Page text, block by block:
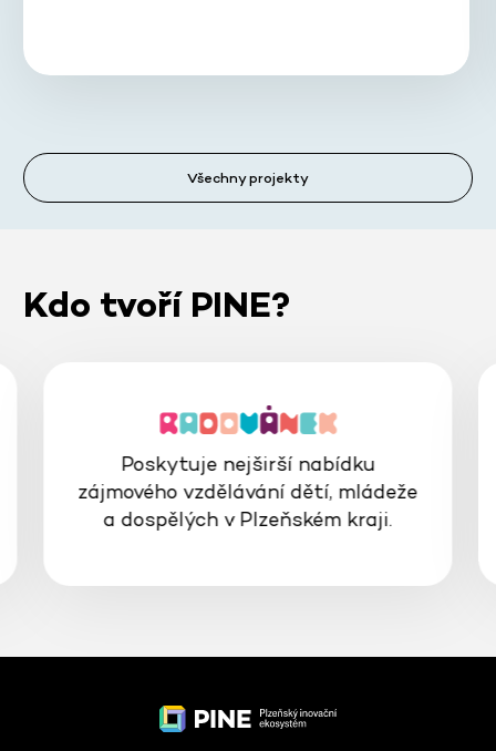
Všechny projekty
Kdo tvoří PINE?
Poskytuje nejširší nabídku
zájmového vzdělávání dětí, mládeže
a dospělých v Plzeňském kraji.